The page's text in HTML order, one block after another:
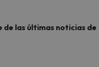
las últimas noticias de